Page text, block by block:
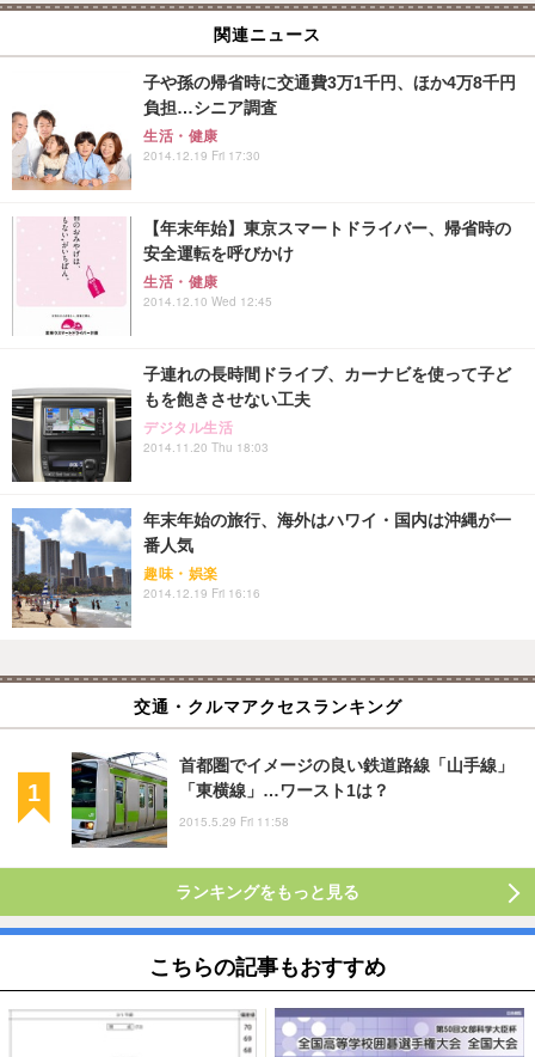
関連ニュース
子や孫の帰省時に交通費3万1千円、ほか4万8千円
負担…シニア調査
生活・健康
2014.12.19 Fri 17:30
【年末年始】東京スマートドライバー、帰省時の
安全運転を呼びかけ
生活・健康
2014.12.10 Wed 12:45
子連れの長時間ドライブ、カーナビを使って子ど
もを飽きさせない工夫
デジタル生活
2014.11.20 Thu 18:03
年末年始の旅行、海外はハワイ・国内は沖縄が一
番人気
趣味・娯楽
2014.12.19 Fri 16:16
交通・クルマアクセスランキング
首都圏でイメージの良い鉄道路線「山手線」
「東横線」…ワースト1は？
2015.5.29 Fri 11:58
ランキングをもっと見る
こちらの記事もおすすめ